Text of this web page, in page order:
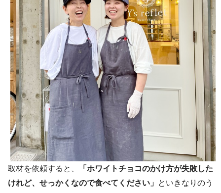
取材を依頼すると、
「ホワイトチョコのかけ方が失敗した
けれど、せっかくなので食べてください」 といきなりのう